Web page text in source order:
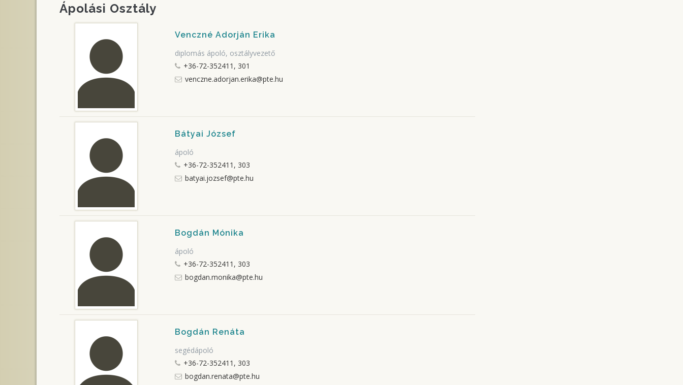
Ápolási Osztály
Venczné Adorján Erika
diplomás ápoló, osztályvezető
+36-72-352411, 301
venczne.adorjan.erika@pte.hu
Bátyai József
ápoló
+36-72-352411, 303
batyai.jozsef@pte.hu
Bogdán Mónika
ápoló
+36-72-352411, 303
bogdan.monika@pte.hu
Bogdán Renáta
segédápoló
+36-72-352411, 303
bogdan.renata@pte.hu